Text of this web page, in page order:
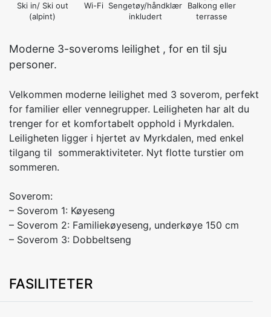
Ski in/ Ski out
(alpint)
Wi-Fi Sengetøy/håndklær
inkludert
Balkong eller
terrasse
Moderne 3-soveroms leilighet , for en til sju
personer.
Velkommen moderne leilighet med 3 soverom, perfekt
for familier eller vennegrupper. Leiligheten har alt du
trenger for et komfortabelt opphold i Myrkdalen.
Leiligheten ligger i hjertet av Myrkdalen, med enkel
tilgang til sommeraktiviteter. Nyt flotte turstier om
sommeren.
Soverom:
– Soverom 1: Køyeseng
– Soverom 2: Familiekøyeseng, underkøye 150 cm
– Soverom 3: Dobbeltseng
FASILITETER